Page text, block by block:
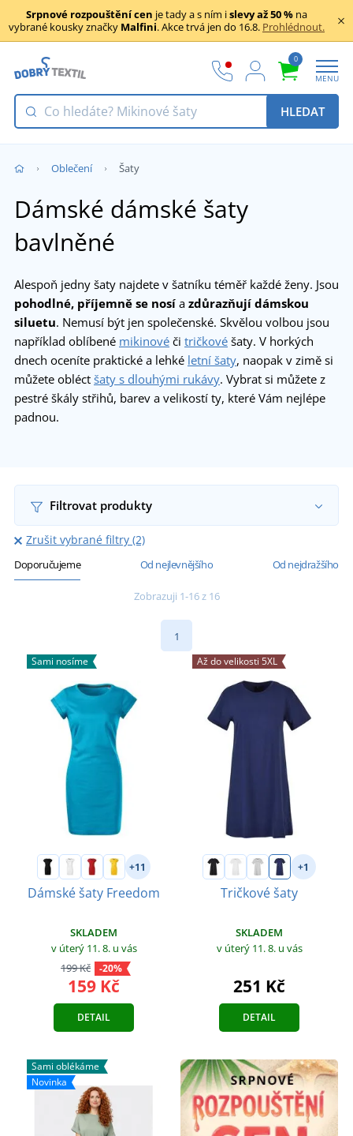
Srpnové rozpouštění cen je tady a s ním islevy až 50 % na
vybrané kousky značky Malfini. Akce trvá jen do 16.8. Prohlédnout.
0
MENU
HLEDAT
Oblečení Šaty
Dámské dámské šaty
bavlněné
Alespoň jedny šaty najdete v šatníku téměř každé ženy. Jsou
pohodlné, příjemně se nosí a zdůrazňují dámskou
siluetu. Nemusí být jen společenské. Skvělou volbou jsou
například oblíbené mikinové či tričkové šaty. V horkých
dnech oceníte praktické a lehké letní šaty, naopak v zimě si
můžete obléct šaty s dlouhými rukávy. Vybrat si můžete z
pestré škály střihů, barev a velikostí ty, které Vám nejlépe
padnou.
Filtrovat produkty
Zrušit vybrané filtry (2)
Doporučujeme Od nejlevnějšího Od nejdražšího
Zobrazuji 1-16 z 16
1
Sami nosíme
+11
Dámské šaty Freedom
SKLADEM
v úterý 11. 8. u vás
199 Kč
-20%
159 Kč
DETAIL
Až do velikosti 5XL
+1
Tričkové šaty
SKLADEM
v úterý 11. 8. u vás
251 Kč
DETAIL
Sami oblékáme
Novinka